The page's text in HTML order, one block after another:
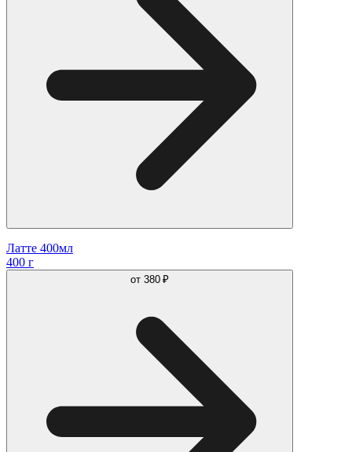
Латте 400мл
400 г
от 380 ₽